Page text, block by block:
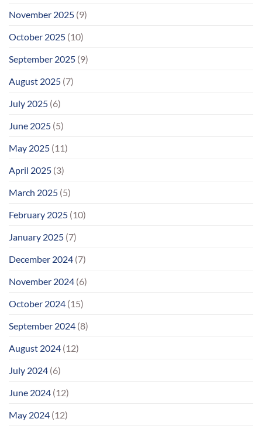
November 2025 (9)
October 2025 (10)
September 2025 (9)
August 2025 (7)
July 2025 (6)
June 2025 (5)
May 2025 (11)
April 2025 (3)
March 2025 (5)
February 2025 (10)
January 2025 (7)
December 2024 (7)
November 2024 (6)
October 2024 (15)
September 2024 (8)
August 2024 (12)
July 2024 (6)
June 2024 (12)
May 2024 (12)